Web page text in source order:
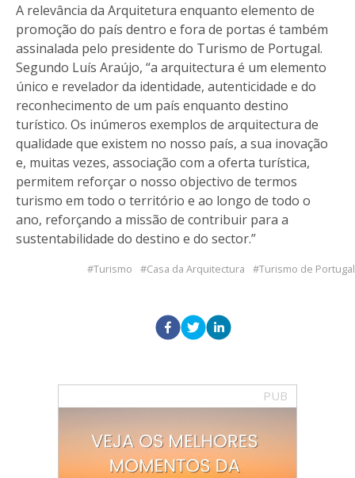
A relevância da Arquitetura enquanto elemento de
promoção do país dentro e fora de portas é também
assinalada pelo presidente do Turismo de Portugal.
Segundo Luís Araújo, “a arquitectura é um elemento
único e revelador da identidade, autenticidade e do
reconhecimento de um país enquanto destino
turístico. Os inúmeros exemplos de arquitectura de
qualidade que existem no nosso país, a sua inovação
e, muitas vezes, associação com a oferta turística,
permitem reforçar o nosso objectivo de termos
turismo em todo o território e ao longo de todo o
ano, reforçando a missão de contribuir para a
sustentabilidade do destino e do sector.”
Turismo Casa da Arquitectura Turismo de Portugal
PUB